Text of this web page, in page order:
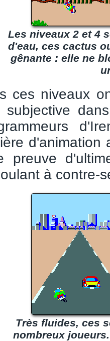
Les niveaux 2 et 4
d'eau, ces cactus
gênante : elle ne
ces niveaux
subjective
d'animation
preuve
à contre-
Très fluides, ces
nombreux